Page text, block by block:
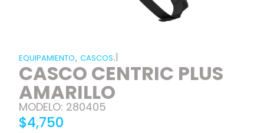
EQUIPAMIENTO, CASCOS.|
CASCO CENTRIC PLUS
AMARILLO
MODELO: 280405
$4,750